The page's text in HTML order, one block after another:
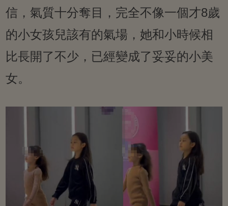
信，氣質十分奪目，完全不像一個才8歲
的小女孩兒該有的氣場，她和小時候相
比長開了不少，已經變成了妥妥的小美
女。